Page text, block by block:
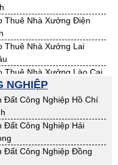
Thuê Nhà Xưởng Điện
Thuê Nhà Xưởng Lai
Thuê Nhà Xưởng Lào Cai
Thuê Nhà Xưởng Phú Thọ
Thuê Nhà Xưởng Thái
Thuê Nhà Xưởng Tuyên
NGHIỆP
Đất Công Nghiệp Hồ Chí
Đất Công Nghiệp Hải
Đất Công Nghiệp Đồng